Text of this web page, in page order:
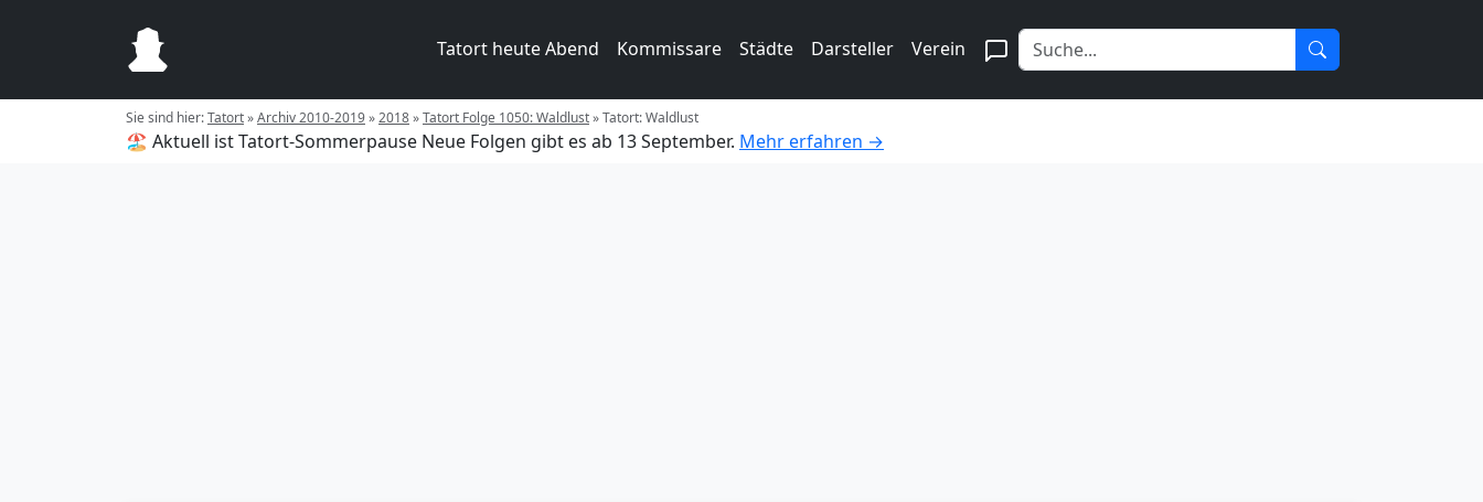
Tatort heute Abend Kommissare Städte Darsteller Verein
Sie sind hier:Tatort»Archiv 2010-2019»2018»Tatort Folge 1050: Waldlust»Tatort: Waldlust
🏖️ Aktuell ist Tatort-Sommerpause Neue Folgen gibt es ab 13 September. Mehr erfahren →